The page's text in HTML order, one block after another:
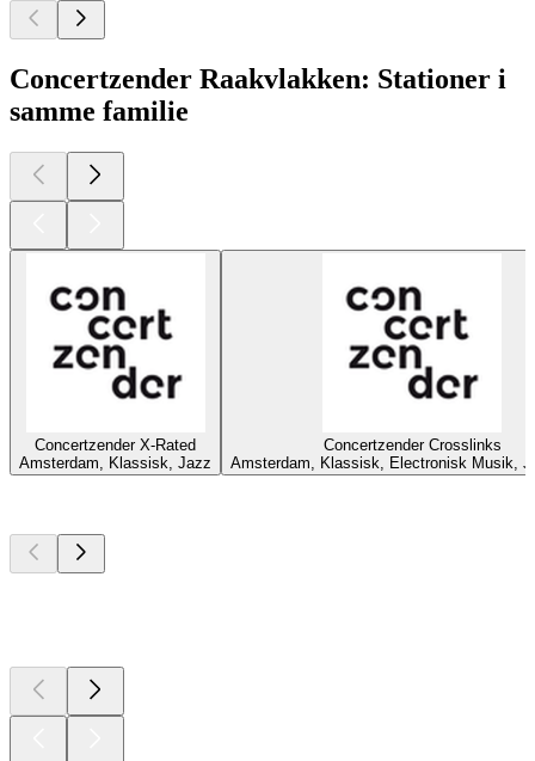
Concertzender Raakvlakken: Stationer i
samme familie
Concertzender X-Rated
Amsterdam, Klassisk, Jazz
Concertzender Crosslinks
Amsterdam, Klassisk, Electronisk Musik,